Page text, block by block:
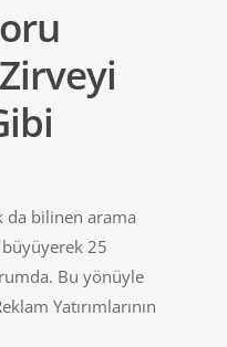
da bilinen arama
25
Bu yönüyle
Yatırımlarının